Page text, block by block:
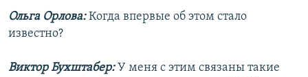
Ольга Орлова:Когда впервые об этом стало
известно?
Виктор Бухштабер:У меня с этим связаны такие